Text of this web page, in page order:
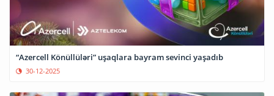
“Azercell Könüllüləri” uşaqlara bayram sevinci yaşadıb
30-12-2025